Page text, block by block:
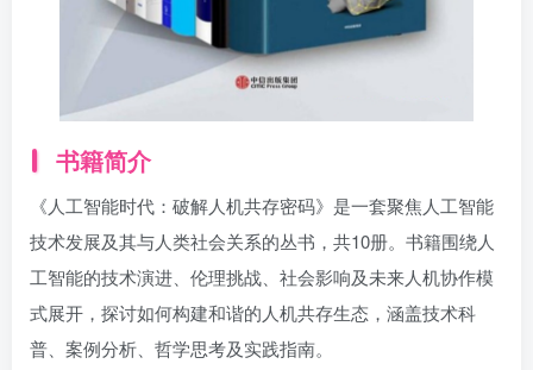
书籍简介
《人工智能时代：破解人机共存密码》是一套聚焦人工智能
技术发展及其与人类社会关系的丛书，共10册。书籍围绕人
工智能的技术演进、伦理挑战、社会影响及未来人机协作模
式展开，探讨如何构建和谐的人机共存生态，涵盖技术科
普、案例分析、哲学思考及实践指南。